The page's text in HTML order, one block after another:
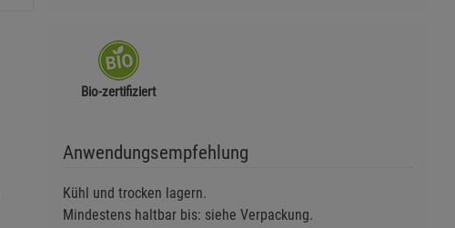
Bio-zertifiziert
Anwendungsempfehlung
Kühl und trocken lagern.
Mindestens haltbar bis: siehe Verpackung.